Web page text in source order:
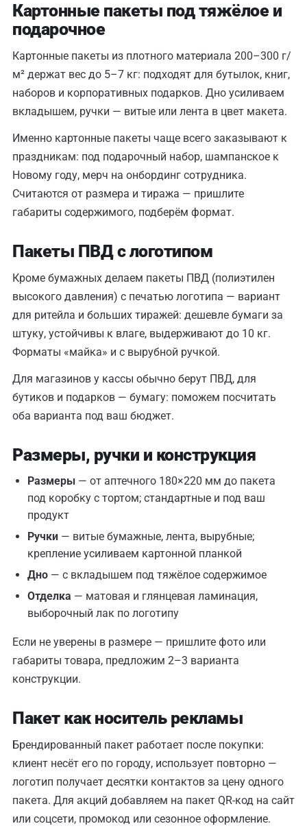
Картонные пакеты под тяжёлое и
подарочное
Картонные пакеты из плотного материала 200–300 г/
м² держат вес до 5–7 кг: подходят для бутылок, книг,
наборов и корпоративных подарков. Дно усиливаем
вкладышем, ручки — витые или лента в цвет макета.
Именно картонные пакеты чаще всего заказывают к
праздникам: под подарочный набор, шампанское к
Новому году, мерч на онбординг сотрудника.
Считаются от размера и тиража — пришлите
габариты содержимого, подберём формат.
Пакеты ПВД с логотипом
Кроме бумажных делаем пакеты ПВД (полиэтилен
высокого давления) с печатью логотипа — вариант
для ритейла и больших тиражей: дешевле бумаги за
штуку, устойчивы к влаге, выдерживают до 10 кг.
Форматы «майка» и с вырубной ручкой.
Для магазинов у кассы обычно берут ПВД, для
бутиков и подарков — бумагу: поможем посчитать
оба варианта под ваш бюджет.
Размеры, ручки и конструкция
Размеры — от аптечного 180×220 мм до пакета
под коробку с тортом; стандартные и под ваш
продукт
Ручки — витые бумажные, лента, вырубные;
крепление усиливаем картонной планкой
Дно — с вкладышем под тяжёлое содержимое
Отделка — матовая и глянцевая ламинация,
выборочный лак по логотипу
Если не уверены в размере — пришлите фото или
габариты товара, предложим 2–3 варианта
конструкции.
Пакет как носитель рекламы
Брендированный пакет работает после покупки:
клиент несёт его по городу, использует повторно —
логотип получает десятки контактов за цену одного
пакета. Для акций добавляем на пакет QR-код на сайт
или соцсети, промокод или сезонное оформление.